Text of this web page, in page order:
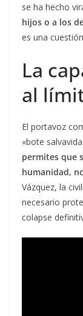
se ha hecho
hijos o a los
es una
La
al
El portavoz
«bote
permites que
humanidad,
Vázquez, la
necesario
colapse